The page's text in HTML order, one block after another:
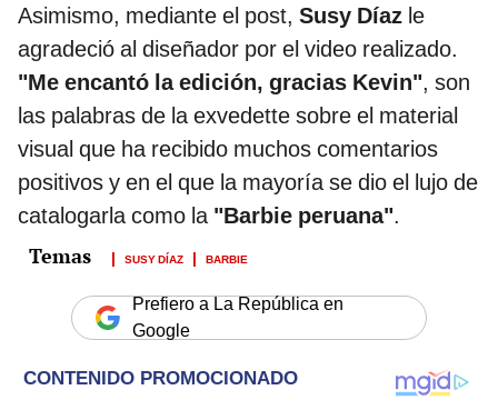
Asimismo, mediante el post, Susy Díaz le
agradeció al diseñador por el video realizado.
"Me encantó la edición, gracias Kevin", son
las palabras de la exvedette sobre el material
visual que ha recibido muchos comentarios
positivos y en el que la mayoría se dio el lujo de
catalogarla como la "Barbie peruana".
SUSY DÍAZ BARBIE
Prefiero a La República en
Google